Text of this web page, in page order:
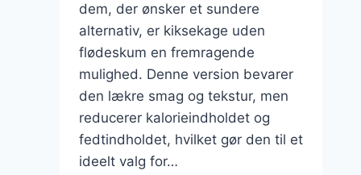
dem, der ønsker et sundere
alternativ, er kiksekage uden
flødeskum en fremragende
mulighed. Denne version bevarer
den lækre smag og tekstur, men
reducerer kalorieindholdet og
fedtindholdet, hvilket gør den til et
ideelt valg for…